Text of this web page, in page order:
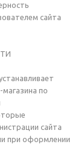
сайта
по
сайта
при оформлении